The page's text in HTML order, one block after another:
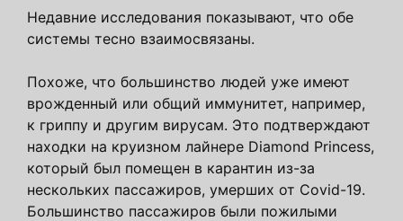
Недавние исследования показывают, что обе
системы тесно взаимосвязаны.
Похоже, что большинство людей уже имеют
врожденный или общий иммунитет, например,
к гриппу и другим вирусам. Это подтверждают
находки на круизном лайнере Diamond Princess,
который был помещен в карантин из-за
нескольких пассажиров, умерших от Covid-19.
Большинство пассажиров были пожилыми